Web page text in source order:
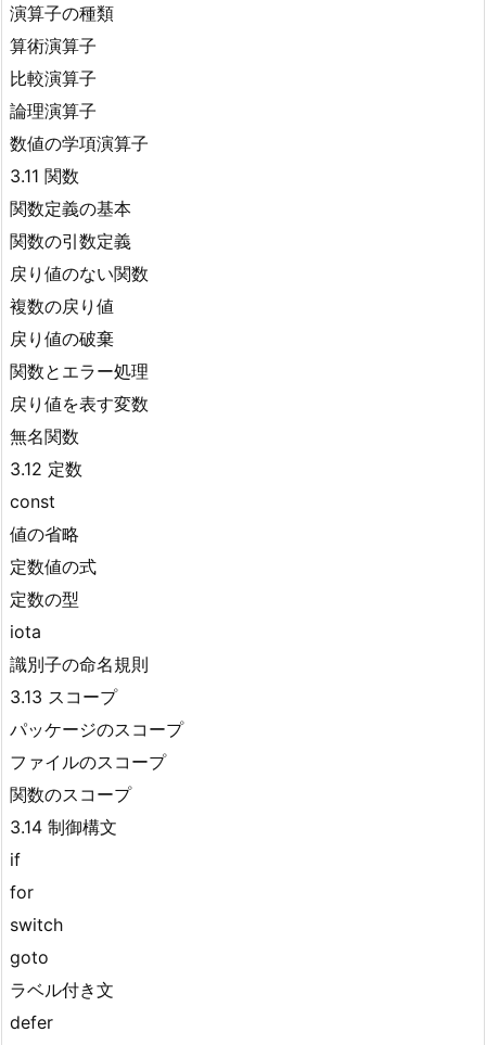
演算子の種類
算術演算子
比較演算子
論理演算子
数値の学項演算子
3.11 関数
関数定義の基本
関数の引数定義
戻り値のない関数
複数の戻り値
戻り値の破棄
関数とエラー処理
戻り値を表す変数
無名関数
3.12 定数
const
値の省略
定数値の式
定数の型
iota
識別子の命名規則
3.13 スコープ
パッケージのスコープ
ファイルのスコープ
関数のスコープ
3.14 制御構文
if
for
switch
goto
ラベル付き文
defer